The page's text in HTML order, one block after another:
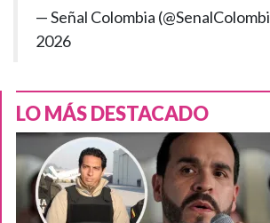
— Señal Colombia
2026
LO MÁS DESTACADO